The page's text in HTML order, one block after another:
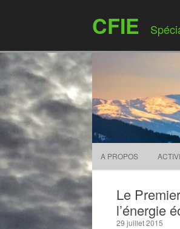
CFIE
A PROPOS
Le
l’énergie
29 juillet 2015